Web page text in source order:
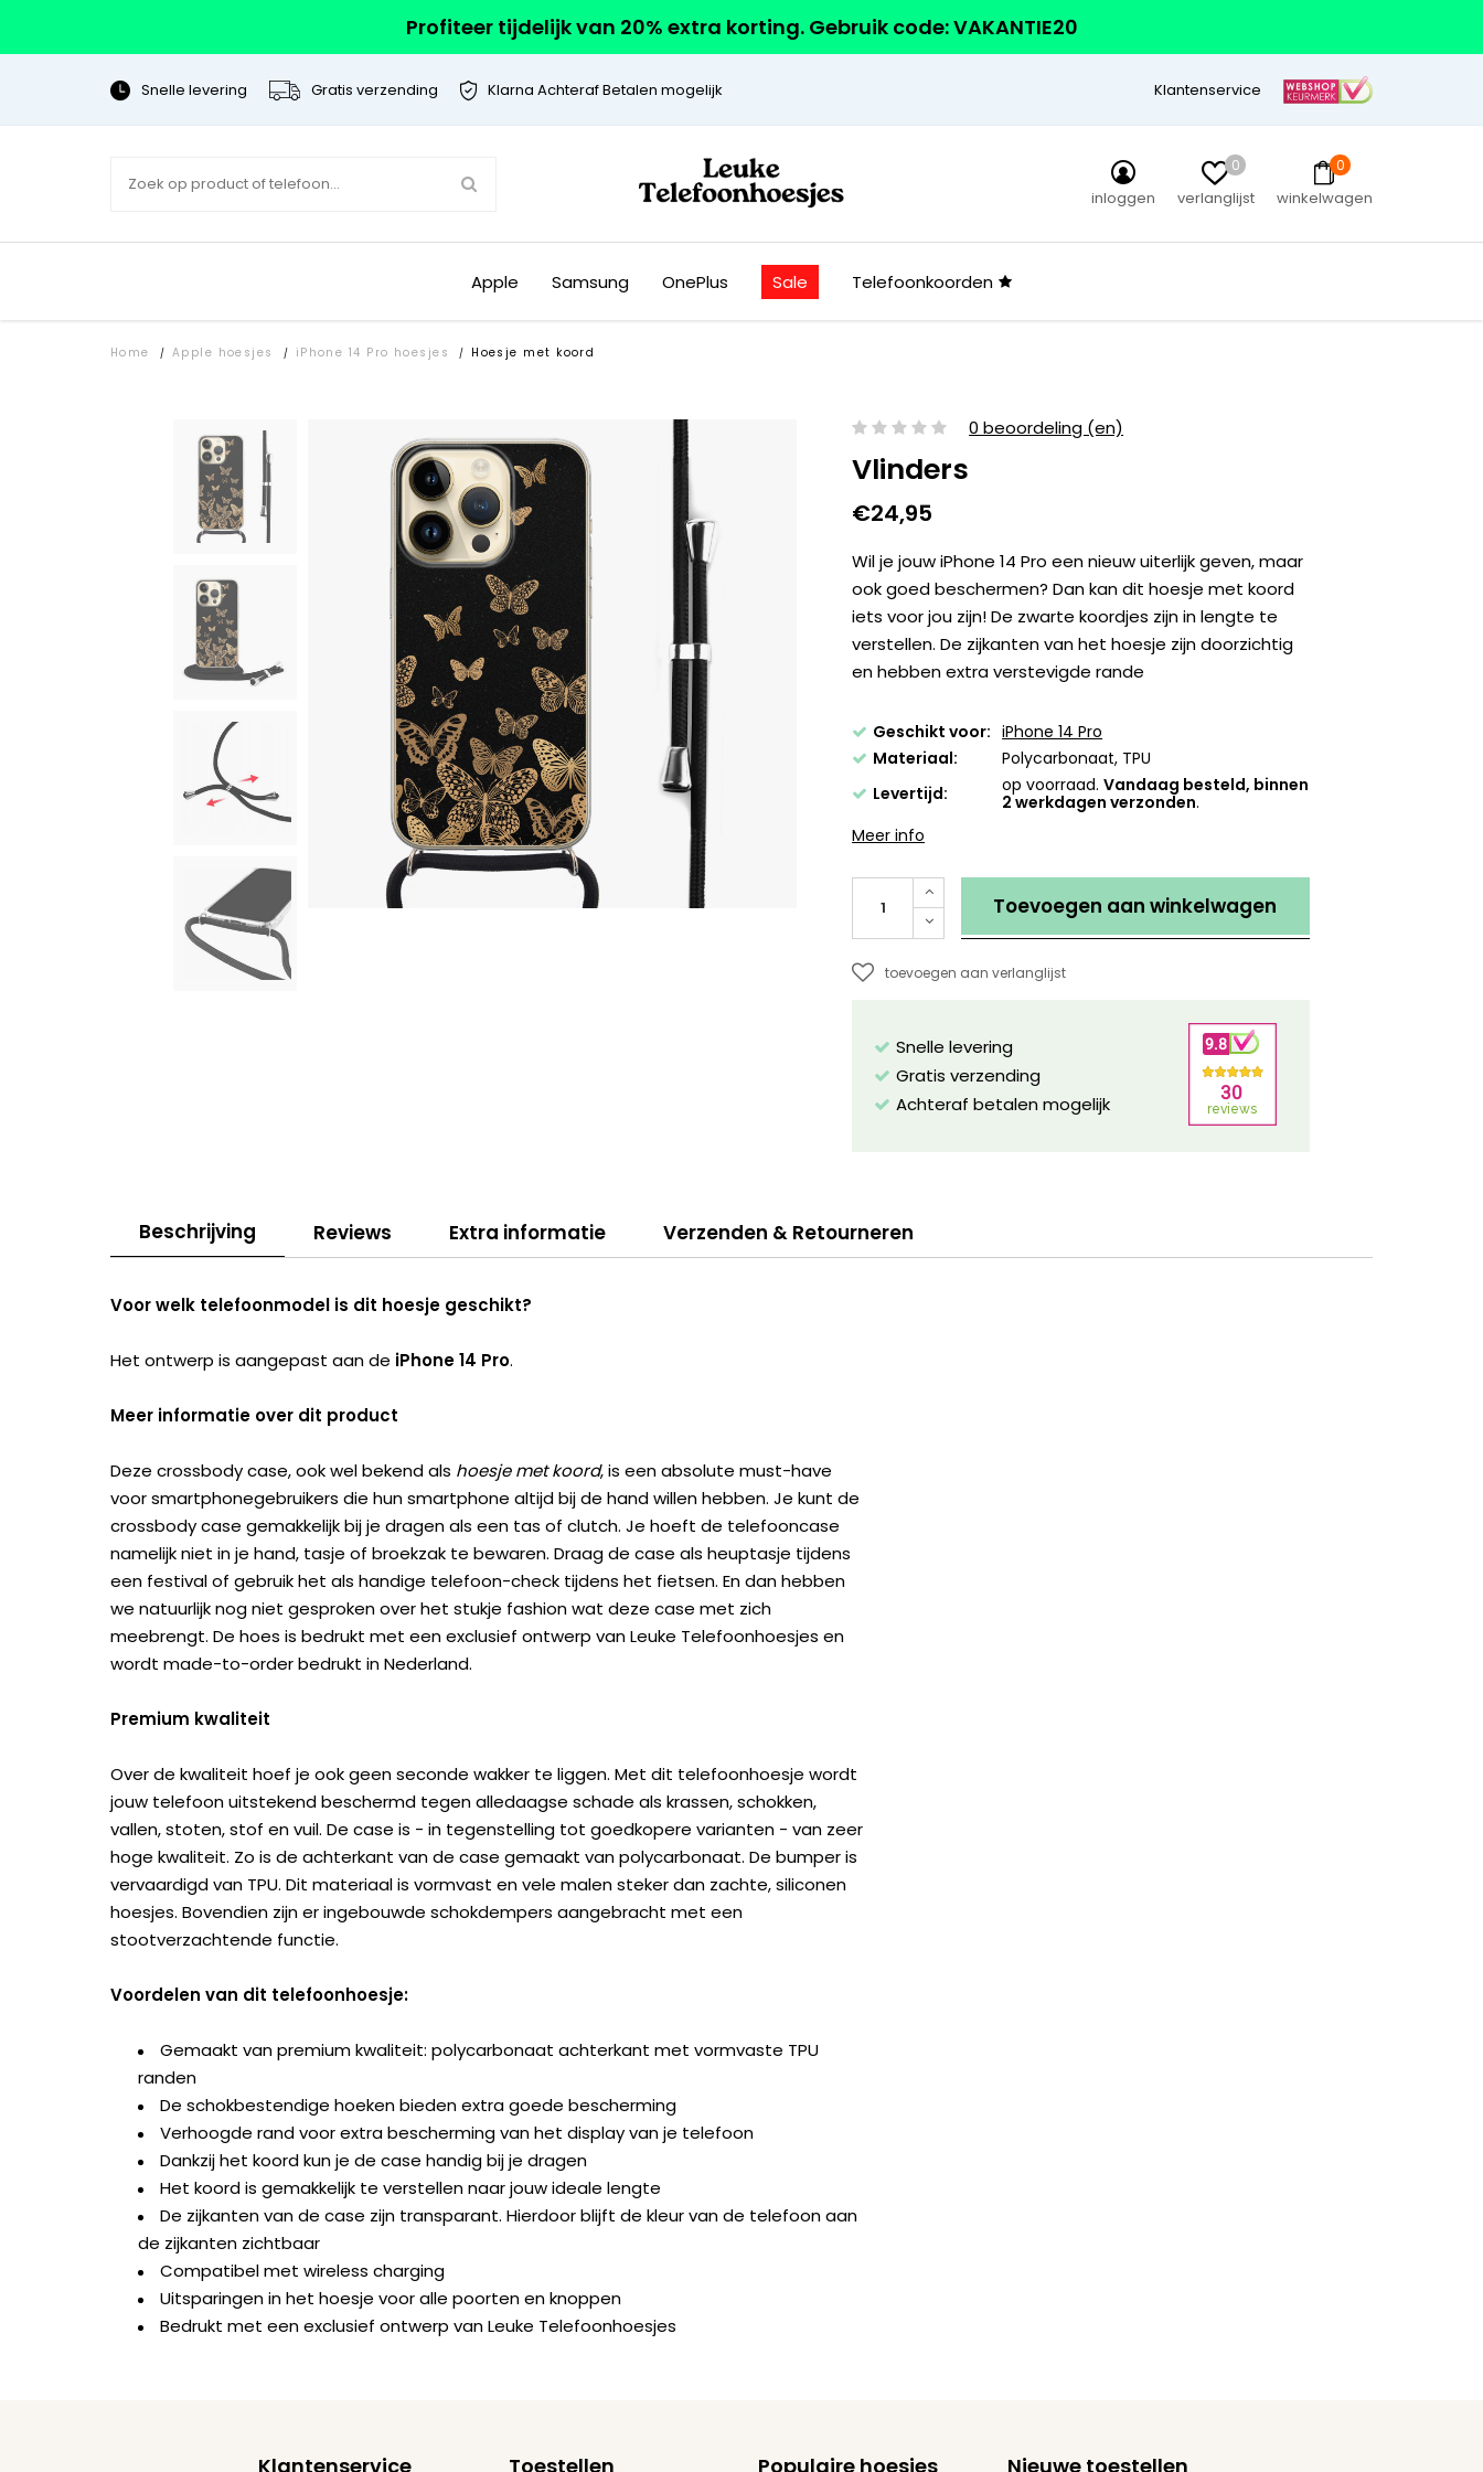
Profiteer tijdelijk van 20% extra korting. Gebruik code: VAKANTIE20
Snelle levering Gratis verzending Klarna Achteraf Betalen mogelijk Klantenservice
inloggen
0
verlanglijst
0
winkelwagen
Apple Samsung OnePlus Sale Telefoonkoorden
Home / Apple hoesjes / iPhone 14 Pro hoesjes / Hoesje met koord
0 beoordeling (en)
Vlinders
€24,95
Wil je jouw iPhone 14 Pro een nieuw uiterlijk geven, maar
ook goed beschermen? Dan kan dit hoesje met koord
iets voor jou zijn! De zwarte koordjes zijn in lengte te
verstellen. De zijkanten van het hoesje zijn doorzichtig
en hebben extra verstevigde rande
Geschikt voor: iPhone 14 Pro
Materiaal:
Polycarbonaat, TPU
Levertijd:
op voorraad.Vandaag besteld, binnen
2 werkdagen verzonden.
Meer info
Toevoegen aan winkelwagen
toevoegen aan verlanglijst
Snelle levering
Gratis verzending
Achteraf betalen mogelijk
Beschrijving Reviews Extra informatie Verzenden & Retourneren
Voor welk telefoonmodel is dit hoesje geschikt?
Het ontwerp is aangepast aan de iPhone 14 Pro.
Meer informatie over dit product
Deze crossbody case, ook wel bekend als hoesje met koord, is een absolute must-have
voor smartphonegebruikers die hun smartphone altijd bij de hand willen hebben. Je kunt de
crossbody case gemakkelijk bij je dragen als een tas of clutch. Je hoeft de telefooncase
namelijk niet in je hand, tasje of broekzak te bewaren. Draag de case als heuptasje tijdens
een festival of gebruik het als handige telefoon-check tijdens het fietsen. En dan hebben
we natuurlijk nog niet gesproken over het stukje fashion wat deze case met zich
meebrengt. De hoes is bedrukt met een exclusief ontwerp van Leuke Telefoonhoesjes en
wordt made-to-order bedrukt in Nederland.
Premium kwaliteit
Over de kwaliteit hoef je ook geen seconde wakker te liggen. Met dit telefoonhoesje wordt
jouw telefoon uitstekend beschermd tegen alledaagse schade als krassen, schokken,
vallen, stoten, stof en vuil. De case is - in tegenstelling tot goedkopere varianten - van zeer
hoge kwaliteit. Zo is de achterkant van de case gemaakt van polycarbonaat. De bumper is
vervaardigd van TPU. Dit materiaal is vormvast en vele malen steker dan zachte, siliconen
hoesjes. Bovendien zijn er ingebouwde schokdempers aangebracht met een
stootverzachtende functie.
Voordelen van dit telefoonhoesje:
Gemaakt van premium kwaliteit: polycarbonaat achterkant met vormvaste TPU
randen
De schokbestendige hoeken bieden extra goede bescherming
Verhoogde rand voor extra bescherming van het display van je telefoon
Dankzij het koord kun je de case handig bij je dragen
Het koord is gemakkelijk te verstellen naar jouw ideale lengte
De zijkanten van de case zijn transparant. Hierdoor blijft de kleur van de telefoon aan
de zijkanten zichtbaar
Compatibel met wireless charging
Uitsparingen in het hoesje voor alle poorten en knoppen
Bedrukt met een exclusief ontwerp van Leuke Telefoonhoesjes
Klantenservice Toestellen Populaire hoesjes Nieuwe toestellen